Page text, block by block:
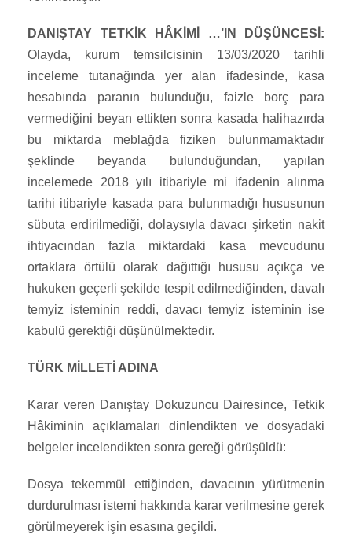
DANIŞTAY TETKİK HÂKİMİ …’IN DÜŞÜNCESİ:
Olayda, kurum temsilcisinin 13/03/2020 tarihli
inceleme tutanağında yer alan ifadesinde, kasa
hesabında paranın bulunduğu, faizle borç para
vermediğini beyan ettikten sonra kasada halihazırda
bu miktarda meblağda fiziken bulunmamaktadır
şeklinde beyanda bulunduğundan, yapılan
incelemede 2018 yılı itibariyle mi ifadenin alınma
tarihi itibariyle kasada para bulunmadığı hususunun
sübuta erdirilmediği, dolaysıyla davacı şirketin nakit
ihtiyacından fazla miktardaki kasa mevcudunu
ortaklara örtülü olarak dağıttığı hususu açıkça ve
hukuken geçerli şekilde tespit edilmediğinden, davalı
temyiz isteminin reddi, davacı temyiz isteminin ise
kabulü gerektiği düşünülmektedir.
TÜRK MİLLETİ ADINA
Karar veren Danıştay Dokuzuncu Dairesince, Tetkik
Hâkiminin açıklamaları dinlendikten ve dosyadaki
belgeler incelendikten sonra gereği görüşüldü:
Dosya tekemmül ettiğinden, davacının yürütmenin
durdurulması istemi hakkında karar verilmesine gerek
görülmeyerek işin esasına geçildi.